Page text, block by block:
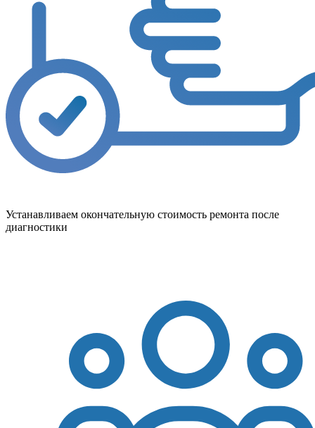
Устанавливаем окончательную стоимость ремонта после
диагностики